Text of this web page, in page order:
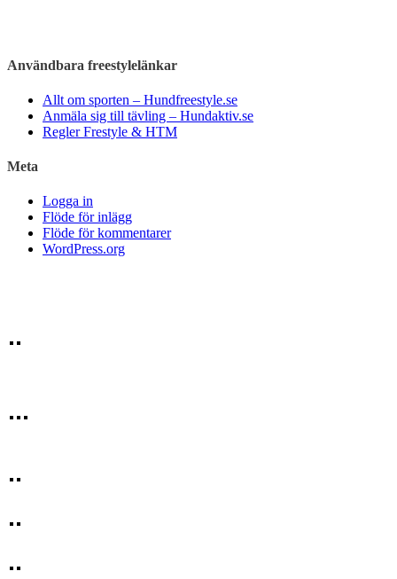
Användbara freestylelänkar
Allt om sporten – Hundfreestyle.se
Anmäla sig till tävling – Hundaktiv.se
Regler Frestyle & HTM
Meta
Logga in
Flöde för inlägg
Flöde för kommentarer
WordPress.org